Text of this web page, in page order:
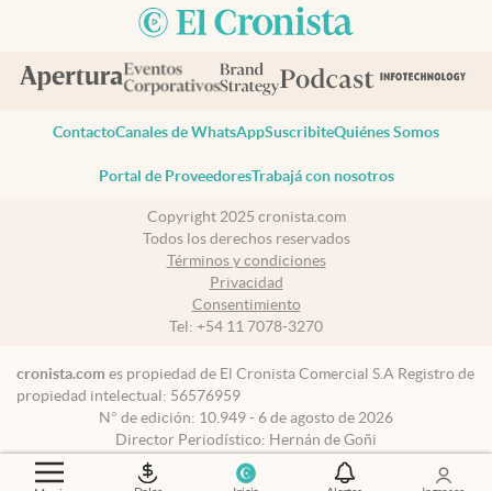
ContactoCanales de WhatsAppSuscribiteQuiénes Somos
Portal de ProveedoresTrabajá con nosotros
Copyright 2025 cronista.com
Todos los derechos reservados
Términos y condiciones
Privacidad
Consentimiento
Tel: +54 11 7078-3270
cronista.com es propiedad de El Cronista Comercial S.A Registro de
propiedad intelectual: 56576959
N° de edición: 10.949 - 6 de agosto de 2026
Director Periodístico: Hernán de Goñi